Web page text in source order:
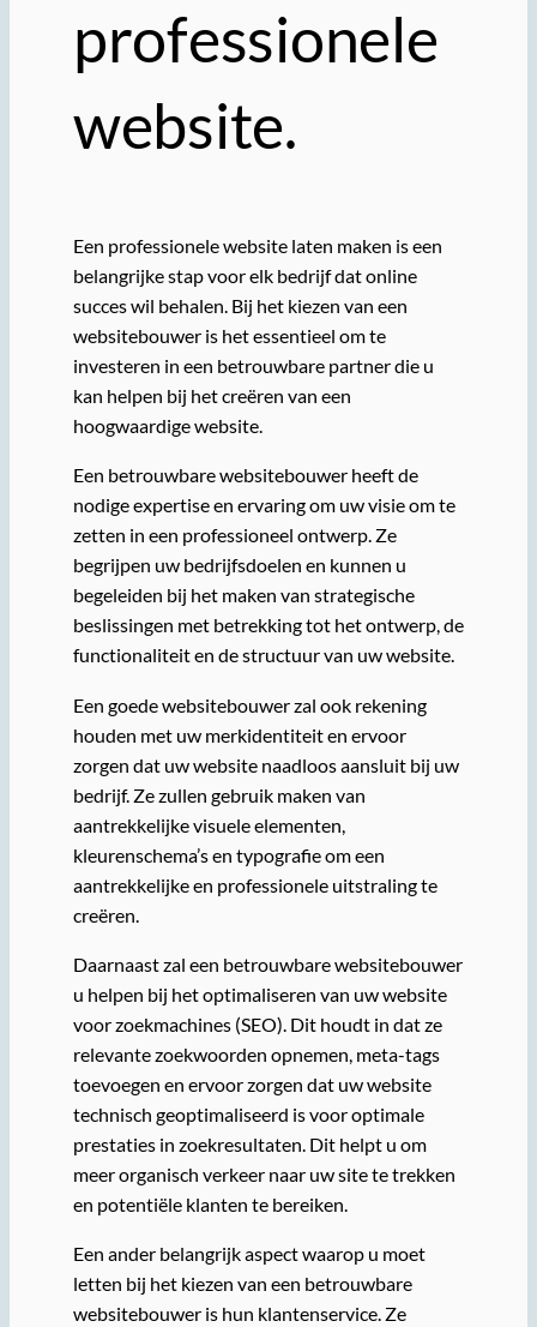
professionele
website.
Een professionele website laten maken is een
belangrijke stap voor elk bedrijf dat online
succes wil behalen. Bij het kiezen van een
websitebouwer is het essentieel om te
investeren in een betrouwbare partner die u
kan helpen bij het creëren van een
hoogwaardige website.
Een betrouwbare websitebouwer heeft de
nodige expertise en ervaring om uw visie om te
zetten in een professioneel ontwerp. Ze
begrijpen uw bedrijfsdoelen en kunnen u
begeleiden bij het maken van strategische
beslissingen met betrekking tot het ontwerp, de
functionaliteit en de structuur van uw website.
Een goede websitebouwer zal ook rekening
houden met uw merkidentiteit en ervoor
zorgen dat uw website naadloos aansluit bij uw
bedrijf. Ze zullen gebruik maken van
aantrekkelijke visuele elementen,
kleurenschema’s en typografie om een
aantrekkelijke en professionele uitstraling te
creëren.
Daarnaast zal een betrouwbare websitebouwer
u helpen bij het optimaliseren van uw website
voor zoekmachines (SEO). Dit houdt in dat ze
relevante zoekwoorden opnemen, meta-tags
toevoegen en ervoor zorgen dat uw website
technisch geoptimaliseerd is voor optimale
prestaties in zoekresultaten. Dit helpt u om
meer organisch verkeer naar uw site te trekken
en potentiële klanten te bereiken.
Een ander belangrijk aspect waarop u moet
letten bij het kiezen van een betrouwbare
websitebouwer is hun klantenservice. Ze